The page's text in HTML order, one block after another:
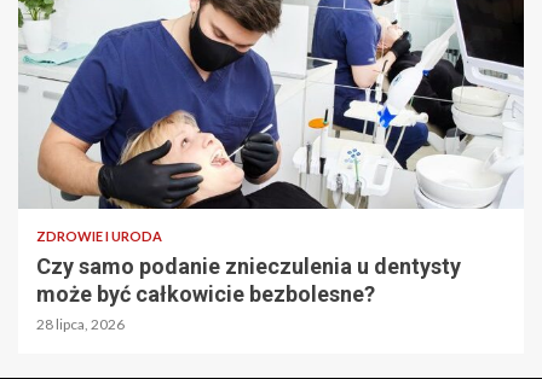
ZDROWIE I URODA
Czy samo podanie znieczulenia u dentysty
może być całkowicie bezbolesne?
28 lipca, 2026